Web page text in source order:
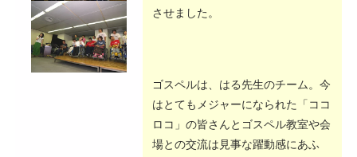
させました。
ゴスペルは、はる先生のチーム。今
はとてもメジャーになられた「ココ
ロコ」の皆さんとゴスペル教室や会
場との交流は見事な躍動感にあふ